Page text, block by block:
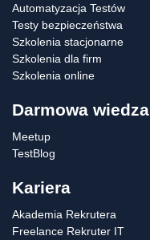
Automatyzacja Testów
Testy bezpieczeństwa
Szkolenia stacjonarne
Szkolenia dla firm
Szkolenia online
Darmowa wiedza
Meetup
TestBlog
Kariera
Akademia Rekrutera
Freelance Rekruter IT